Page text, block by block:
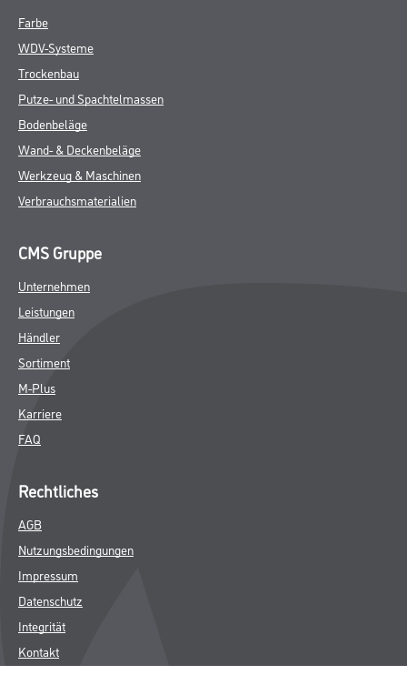
Farbe
WDV-Systeme
Trockenbau
Putze- und Spachtelmassen
Bodenbeläge
Wand- & Deckenbeläge
Werkzeug & Maschinen
Verbrauchsmaterialien
CMS Gruppe
Unternehmen
Leistungen
Händler
Sortiment
M-Plus
Karriere
FAQ
Rechtliches
AGB
Nutzungsbedingungen
Impressum
Datenschutz
Integrität
Kontakt